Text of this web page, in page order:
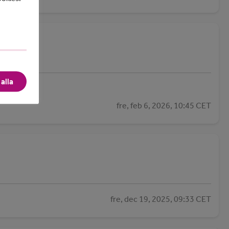
fre, feb 6, 2026, 10:45 CET
fre, dec 19, 2025, 09:33 CET